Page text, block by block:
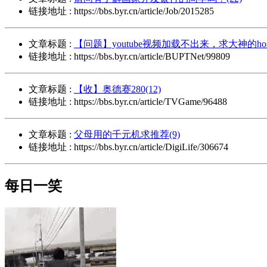
链接地址 : https://bbs.byr.cn/article/Job/2015285
文章标题 :
【问题】youtube视频加载不出来，求大神的
链接地址 : https://bbs.byr.cn/article/BUPTNet/99809
文章标题 :
【收】奥德赛280(12)
链接地址 : https://bbs.byr.cn/article/TVGame/96488
文章标题 : 父母用的千元机求推荐(9)
链接地址 : https://bbs.byr.cn/article/DigiLife/306674
每日一笑